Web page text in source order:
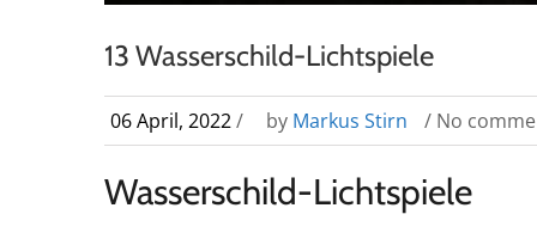
13 Wasserschild-Lichtspiele
06 April, 2022/ by Markus Stirn / No
Wasserschild-Lichtspiele